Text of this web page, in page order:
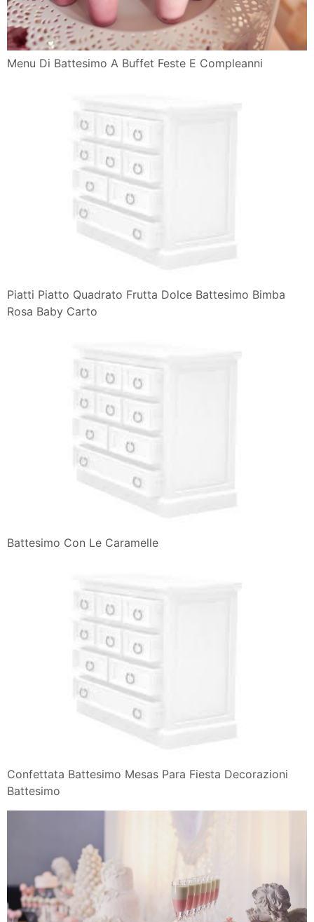
Menu Di Battesimo A Buffet Feste E Compleanni
Piatti Piatto Quadrato Frutta Dolce Battesimo Bimba
Rosa Baby Carto
Battesimo Con Le Caramelle
Confettata Battesimo Mesas Para Fiesta Decorazioni
Battesimo